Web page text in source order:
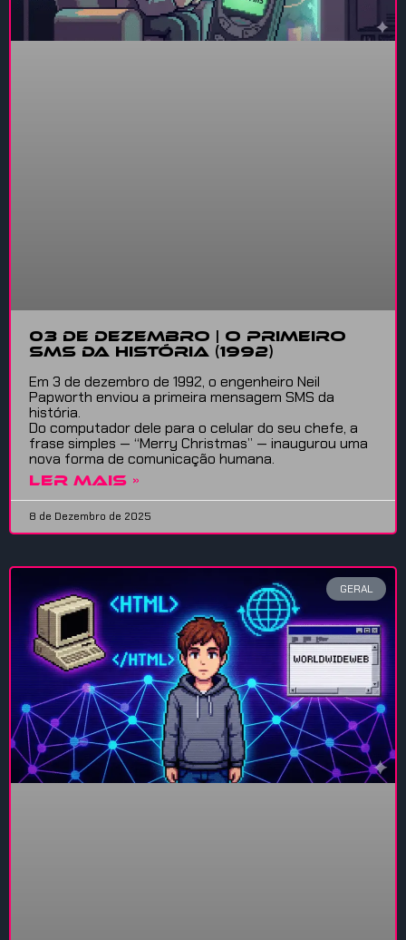
03 DE DEZEMBRO | O PRIMEIRO
SMS DA HISTÓRIA (1992)
Em 3 de dezembro de 1992, o engenheiro Neil
Papworth enviou a primeira mensagem SMS da
história.
Do computador dele para o celular do seu chefe, a
frase simples — “Merry Christmas” — inaugurou uma
nova forma de comunicação humana.
LER MAIS »
8 de Dezembro de 2025
GERAL